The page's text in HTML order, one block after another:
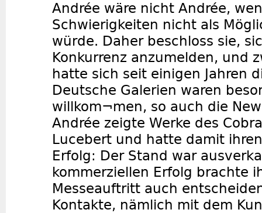
Andrée wäre nicht Andrée,
Schwierigkeiten nicht als
würde. Daher beschloss sie,
Konkurrenz anzumelden, und
hatte sich seit einigen Jahren
Deutsche Galerien waren
willkom¬men, so auch die
Andrée zeigte Werke des
Lucebert und hatte damit
Erfolg: Der Stand war
kommerziellen Erfolg brachte
Messeauftritt auch
Kontakte, nämlich mit dem